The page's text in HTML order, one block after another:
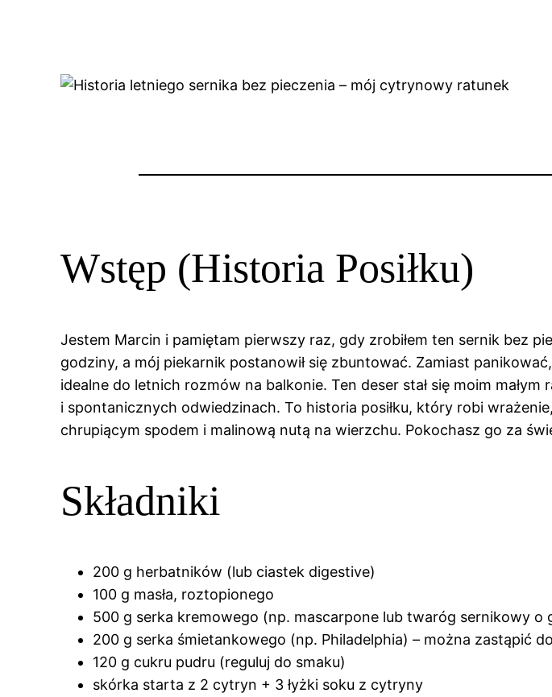
Wstęp (Historia Posiłku)
Jestem Marcin i pamiętam pierwszy raz, gdy zrobiłem ten sernik bez
godziny, a mój piekarnik postanowił się zbuntować. Zamiast
idealne do letnich rozmów na balkonie. Ten deser stał się moim
i spontanicznych odwiedzinach. To historia posiłku, który robi
chrupiącym spodem i malinową nutą na wierzchu. Pokochasz go za
Składniki
200 g herbatników (lub ciastek digestive)
100 g masła, roztopionego
500 g serka kremowego (np. mascarpone lub twaróg sernikowy o
200 g serka śmietankowego (np. Philadelphia) – można zastąpić
120 g cukru pudru (reguluj do smaku)
skórka starta z 2 cytryn + 3 łyżki soku z cytryny